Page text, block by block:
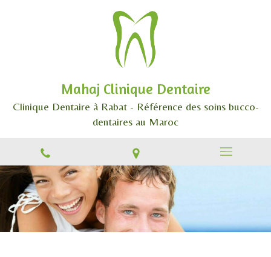
Mahaj Clinique Dentaire
Clinique Dentaire à Rabat - Référence des soins bucco-
dentaires au Maroc